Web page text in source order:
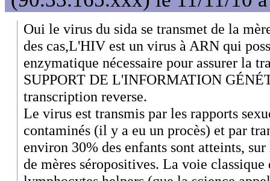
Oui le virus du sida se transmet de la
des cas,L'HIV est un virus à ARN qui
enzymatique nécessaire pour assurer la
SUPPORT DE L'INFORMATION
transcription reverse.
Le virus est transmis par les rapports
contaminés (il y a eu un procès) et par
environ 30% des enfants sont atteints,
de mères séropositives. La voie